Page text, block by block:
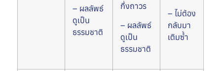
– ผลลัพธ์
ดูเป็น
ธรรมชาติ
กึ่งถาวร
– ผลลัพธ์
ดูเป็น
ธรรมชาติ
– ไม่ต้อง
กลับมา
เติมซ้ำ